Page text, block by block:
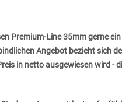
Premium-Line 35mm gerne
Angebot bezieht sich
in netto ausgewiesen wird